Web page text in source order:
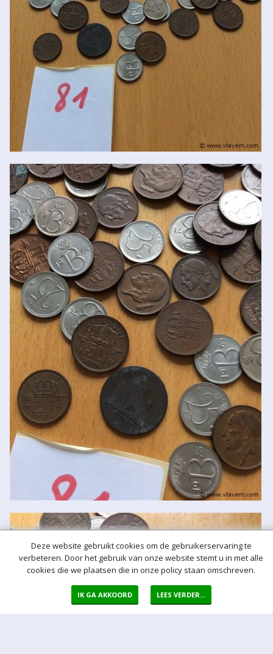
Deze website gebruikt cookies om de gebruikerservaring te
verbeteren. Door het gebruik van onze website stemt u in met alle
cookies die we plaatsen die in onze policy staan omschreven.
IK GA AKKOORD LEES VERDER...